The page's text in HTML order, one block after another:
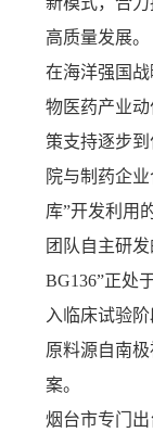
高质量发展。
在海洋强国
物医药产业
策支持逐步
院与制药企
库”开发利用
团队自主研
BG136”正处
入临床试验
原料源自南
案。
烟台市专门